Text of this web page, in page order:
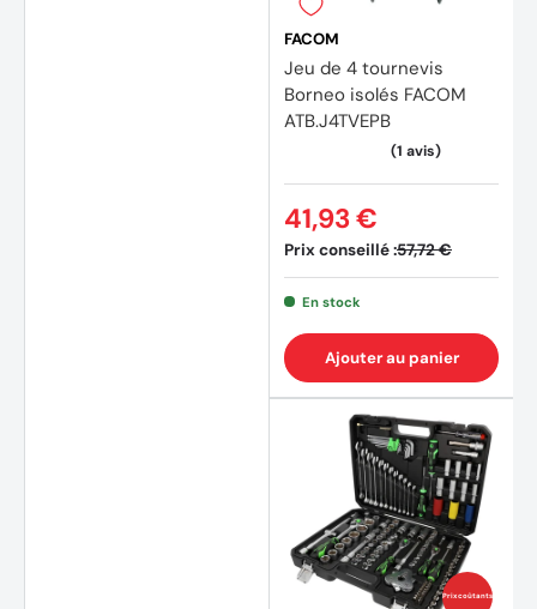
(3
FACOM
Jeu de 4 tournevis
Borneo isolés FACOM
ATB.J4TVEPB
Prix conseillé :57,72 €
41,93 €
En stock
Ajouter au panier
Prix coûtants